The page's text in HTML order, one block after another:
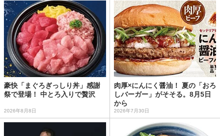
豪快「まぐろぎっしり丼」感謝
祭で登場！ 中とろ入りで贅沢
2026年8月8日
肉厚×にんにく醤油！ 夏の「おろ
しバーガー」がそそる。8月5日
から
2026年7月30日